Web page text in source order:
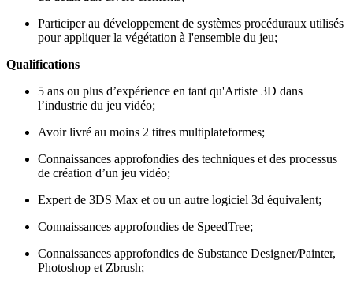
Participer au développement de systèmes procéduraux utilisés
pour appliquer la végétation à l'ensemble du jeu;
Qualifications
5 ans ou plus d’expérience en tant qu'Artiste 3D dans
l’industrie du jeu vidéo;
Avoir livré au moins 2 titres multiplateformes;
Connaissances approfondies des techniques et des processus
de création d’un jeu vidéo;
Expert de 3DS Max et ou un autre logiciel 3d équivalent;
Connaissances approfondies de SpeedTree;
Connaissances approfondies de Substance Designer/Painter,
Photoshop et Zbrush;